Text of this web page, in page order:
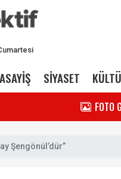
ASAYİŞ SİYASET
FOTO
Şengönül’dür”